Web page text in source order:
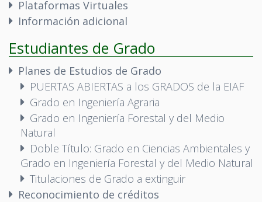
Plataformas Virtuales
Información adicional
Estudiantes de Grado
Planes de Estudios de Grado
PUERTAS ABIERTAS a los GRADOS de la EIAF
Grado en Ingeniería Agraria
Grado en Ingeniería Forestal y del Medio
Natural
Doble Título: Grado en Ciencias Ambientales y
Grado en Ingeniería Forestal y del Medio Natural
Titulaciones de Grado a extinguir
Reconocimiento de créditos